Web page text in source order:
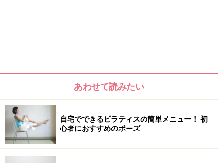
ため、ホルモンバランスが変動すると、それに影響を受
け、自律神経のバランスが乱れやすくなってしまいま
す。
あわせて読みたい
自宅でできるピラティスの簡単メニュー！ 初
心者におすすめのポーズ